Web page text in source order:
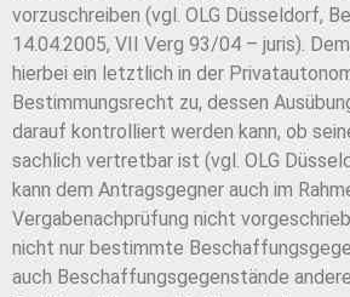
vorzuschreiben (vgl. OLG Düsseldorf,
14.04.2005, VII Verg 93/04 – juris).
hierbei ein letztlich in der
Bestimmungsrecht zu, dessen
darauf kontrolliert werden kann, ob
sachlich vertretbar ist (vgl. OLG
kann dem Antragsgegner auch im
Vergabenachprüfung nicht
nicht nur bestimmte
auch Beschaffungsgegenstände